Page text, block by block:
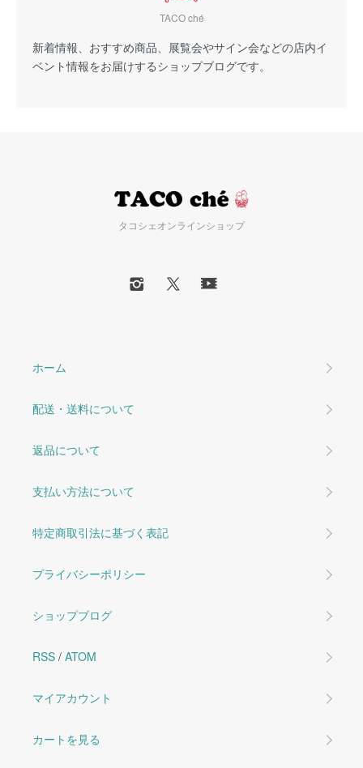
TACO ché
新着情報、おすすめ商品、展覧会やサイン会などの店内イ
ベント情報をお届けするショップブログです。
タコシェオンラインショップ
ホーム
配送・送料について
返品について
支払い方法について
特定商取引法に基づく表記
プライバシーポリシー
ショップブログ
RSS / ATOM
マイアカウント
カートを見る